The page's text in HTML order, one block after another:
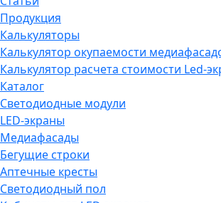
Продукция
Калькуляторы
Калькулятор окупаемости
Калькулятор расчета стоимости Led-
Каталог
Светодиодные модули
LED-экраны
Медиафасады
Бегущие строки
Аптечные кресты
Светодиодный пол